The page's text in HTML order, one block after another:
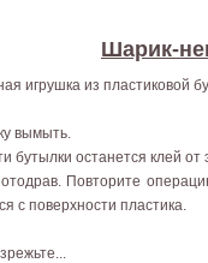
Шарик-
игрушка из пластиковой
вымыть.
бутылки останется клей от
Повторите
с поверхности пластика.